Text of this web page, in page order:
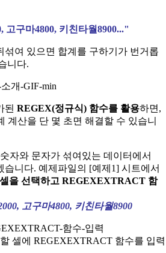
고구마4800, 키친타월8900..."
섞여 있으면 합계를 구하기가 번거롭
니다.
된 REGEX(정규식) 함수를 활용하면,
계산을 단 몇 초면 해결할 수 있습니
자와 문자가 섞여있는 데이터에서
습니다. 예제파일의 [예제1] 시트에서
을 선택하고 REGEXEXTRACT 함
고구마4800, 키친타월8900
셀에 REGEXEXTRACT 함수를 입